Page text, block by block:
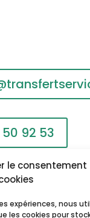
le consentement
expériences, nous
les cookies pour
92 53